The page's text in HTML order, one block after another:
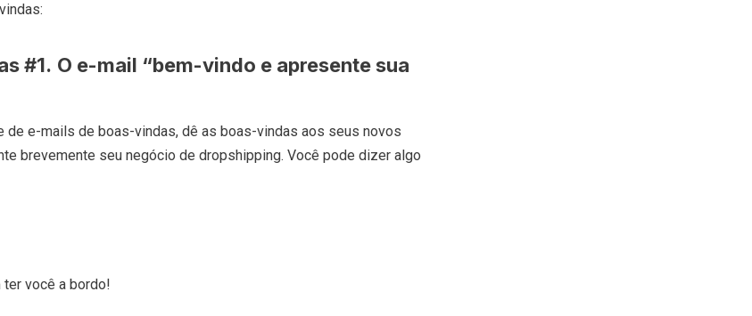
#1. O e-mail “bem-vindo e apresente sua
de e-mails de boas-vindas, dê as boas-vindas aos seus novos
brevemente seu negócio de dropshipping. Você pode dizer algo
você a bordo!